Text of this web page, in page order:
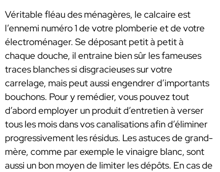
Véritable fléau des ménagères, le calcaire est
l’ennemi numéro 1 de votre plomberie et de votre
électroménager. Se déposant petit à petit à
chaque douche, il entraine bien sûr les fameuses
traces blanches si disgracieuses sur votre
carrelage, mais peut aussi engendrer d’importants
bouchons. Pour y remédier, vous pouvez tout
d’abord employer un produit d’entretien à verser
tous les mois dans vos canalisations afin d’éliminer
progressivement les résidus. Les astuces de grand-
mère, comme par exemple le vinaigre blanc, sont
aussi un bon moyen de limiter les dépôts. En cas de